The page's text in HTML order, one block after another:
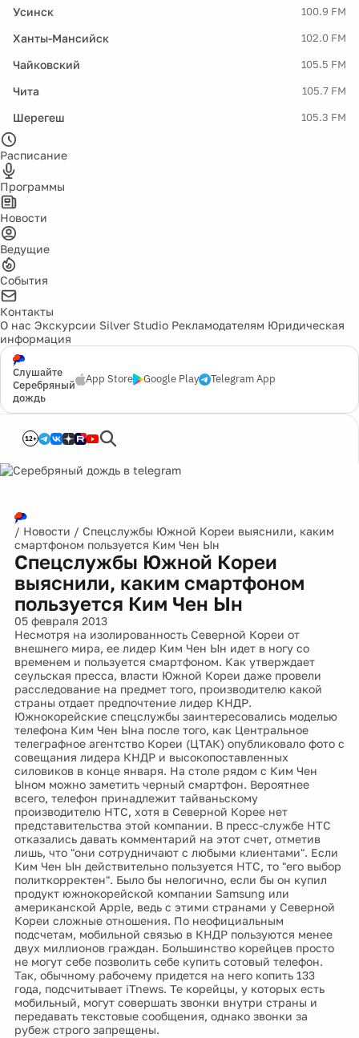
Усинск 100.9 FM
Ханты-Мансийск 102.0 FM
Чайковский 105.5 FM
Чита 105.7 FM
Шерегеш 105.3 FM
Расписание
Программы
Новости
Ведущие
События
Контакты
О нас Экскурсии Silver Studio Рекламодателям Юридическая
информация
Слушайте
Серебряный
дождь
App Store Google Play Telegram App
12+
/ Новости / Спецслужбы Южной Кореи выяснили, каким
смартфоном пользуется Ким Чен Ын
Спецслужбы Южной Кореи
выяснили, каким смартфоном
пользуется Ким Чен Ын
05 февраля 2013
Несмотря на изолированность Северной Кореи от
внешнего мира, ее лидер Ким Чен Ын идет в ногу со
временем и пользуется смартфоном. Как утверждает
сеульская пресса, власти Южной Кореи даже провели
расследование на предмет того, производителю какой
страны отдает предпочтение лидер КНДР.
Южнокорейские спецслужбы заинтересовались моделью
телефона Ким Чен Ына после того, как Центральное
телеграфное агентство Кореи (ЦТАК) опубликовало фото с
совещания лидера КНДР и высокопоставленных
силовиков в конце января. На столе рядом с Ким Чен
Ыном можно заметить черный смартфон. Вероятнее
всего, телефон принадлежит тайваньскому
производителю HTC, хотя в Северной Корее нет
представительства этой компании. В пресс-службе HTC
отказались давать комментарий на этот счет, отметив
лишь, что "они сотрудничают с любыми клиентами". Если
Ким Чен Ын действительно пользуется HTC, то "его выбор
политкорректен". Было бы нелогично, если бы он купил
продукт южнокорейской компании Samsung или
американской Apple, ведь с этими странами у Северной
Кореи сложные отношения. По неофициальным
подсчетам, мобильной связью в КНДР пользуются менее
двух миллионов граждан. Большинство корейцев просто
не могут себе позволить себе купить сотовый телефон.
Так, обычному рабочему придется на него копить 133
года, подсчитывает iTnews. Те корейцы, у которых есть
мобильный, могут совершать звонки внутри страны и
передавать текстовые сообщения, однако звонки за
рубеж строго запрещены.